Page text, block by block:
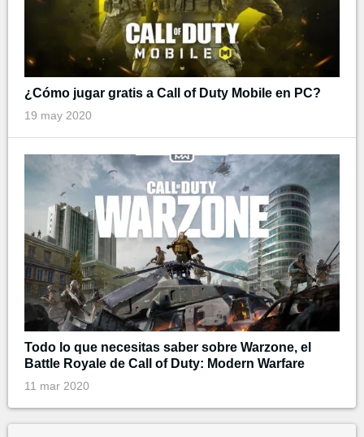
¿Cómo jugar gratis a Call of Duty Mobile en PC?
19 may 2020
Todo lo que necesitas saber sobre Warzone, el
Battle Royale de Call of Duty: Modern Warfare
11 mar 2020